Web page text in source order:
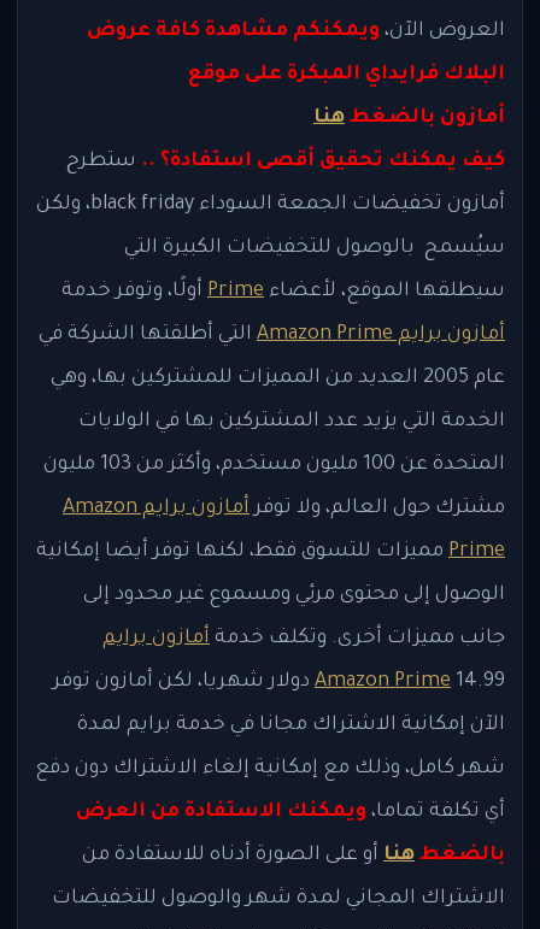
العروض الآن، ويمكنكم مشاهدة كافة عروض
البلاك فرايداي المبكرة على موقع
أمازون بالضغط هنا
كيف يمكنك تحقيق أقصى استفادة؟ .. ستطرح
أمازون تخفيضات الجمعة السوداء black friday، ولكن
سيُسمح بالوصول للتخفيضات الكبيرة التي
سيطلقها الموقع، لأعضاء Prime أولًا، وتوفر خدمة
أمازون برايم Amazon Prime
التي أطلقتها الشركة في
عام 2005 العديد من المميزات للمشتركين بها، وهي
الخدمة التي يزيد عدد المشتركين بها في الولايات
المتحدة عن 100 مليون مستخدم، وأكثر من 103 مليون
مشترك حول العالم، ولا توفر
أمازون برايم Amazon
Prime مميزات للتسوق فقط، لكنها توفر أيضا إمكانية
الوصول إلى محتوى مرئي ومسموع غير محدود إلى
جانب مميزات أخرى. وتكلف خدمة أمازون برايم
Amazon Prime 14.99 دولار شهريا، لكن أمازون توفر
الآن إمكانية الاشتراك مجانا في خدمة برايم لمدة
شهر كامل، وذلك مع إمكانية إلغاء الاشتراك دون دفع
أي تكلفة تماما، ويمكنك الاستفادة من العرض
بالضغط هنا أو على الصورة أدناه للاستفادة من
الاشتراك المجاني لمدة شهر والوصول للتخفيضات